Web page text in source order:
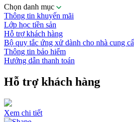
Chọn danh mục
Thông tin khuyến mãi
Lớp học tiền sản
Hỗ trợ khách hàng
Bộ quy tắc ứng xử dành cho nhà cung
Thông tin bảo hiểm
Hướng dẫn thanh toán
Hỗ trợ khách hàng
Xem chi tiết